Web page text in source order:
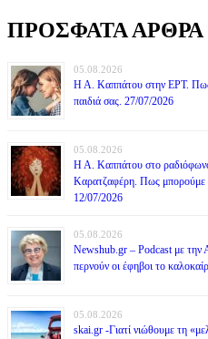
ΠΡΟΣΦΑΤΑ ΑΡΘΡΑ
05.08.2026
Η Α. Καππάτου στην ΕΡΤ. Πως
παιδιά σας. 27/07/2026
05.08.2026
Η Α. Καππάτου στο
Καρατζαφέρη. Πως μπορούμε
12/07/2026
05.08.2026
Newshub.gr – Podcast με την
περνούν οι έφηβοι το
05.08.2026
skai.gr -Γιατί νιώθουμε τη